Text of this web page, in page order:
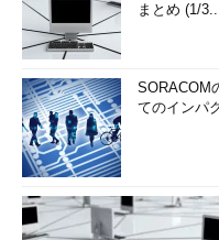
まとめ (1/
SORACOM
てのインパ